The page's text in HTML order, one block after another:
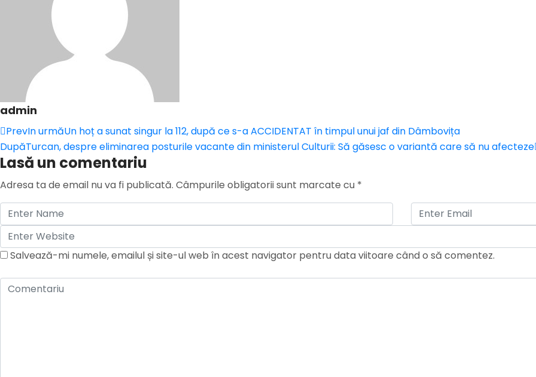
admin
PrevIn urmăUn hoț a sunat singur la 112, după ce s-a ACCIDENTAT în timpul unui jaf din Dâmbovița
DupăTurcan, despre eliminarea posturile vacante din ministerul Culturii: Să găsesc o variantă care să nu afecteze
Lasă un comentariu
Adresa ta de email nu va fi publicată. Câmpurile obligatorii sunt marcate cu *
Salvează-mi numele, emailul și site-ul web în acest navigator pentru data viitoare când o să comentez.